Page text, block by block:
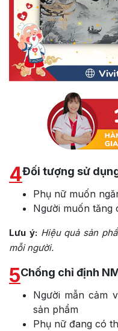
4Đối tượng sử
Phụ nữ muốn
Người muốn tăng
Lưu ý: Hiệu quả sản
mỗi người.
5Chống chỉ định
Người mẫn cảm
sản phẩm
Phụ nữ đang có